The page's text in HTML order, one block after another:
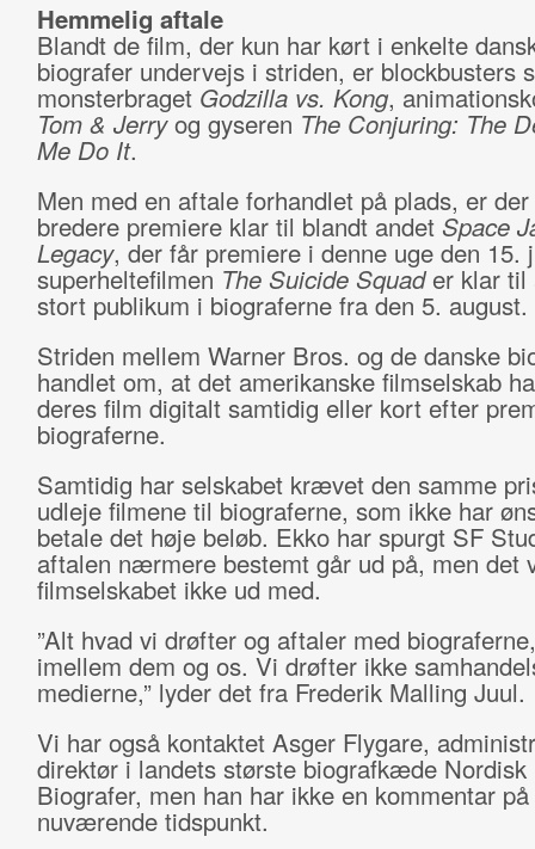
Hemmelig aftale
Blandt de film, der kun har kørt i enkelte
biografer undervejs i striden, er blockbusters
monsterbraget Godzilla vs. Kong,
Tom & Jerryog gyseren The Conjuring: The
Me Do It.
Men med en aftale forhandlet på plads, er
bredere premiere klar til blandt andet Space
Legacy, der får premiere i denne uge den 15.
superheltefilmen The Suicide Squader klar til
stort publikum i biograferne fra den 5. august.
Striden mellem Warner Bros. og de danske
handlet om, at det amerikanske filmselskab
deres film digitalt samtidig eller kort efter
biograferne.
Samtidig har selskabet krævet den samme
udleje filmene til biograferne, som ikke har
betale det høje beløb. Ekko har spurgt SF
aftalen nærmere bestemt går ud på, men det
filmselskabet ikke ud med.
”Alt hvad vi drøfter og aftaler med
imellem dem og os. Vi drøfter ikke
medierne,” lyder det fra Frederik Malling Juul.
Vi har også kontaktet Asger Flygare,
direktør i landets største biografkæde Nordisk
Biografer, men han har ikke en kommentar på
nuværende tidspunkt.